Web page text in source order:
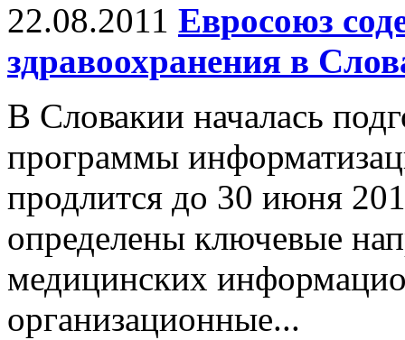
22.08.2011 Евросоюз
здравоохранения в
В Словакии началась
программы
продлится до 30 июня
определены ключевые
медицинских
организационные...